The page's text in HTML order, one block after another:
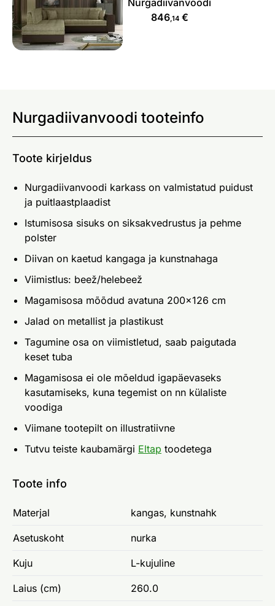
Nurgadiivanvoodi
846,14€
Nurgadiivanvoodi tooteinfo
Toote kirjeldus
Nurgadiivanvoodi karkass on valmistatud puidust
ja puitlaastplaadist
Istumisosa sisuks on siksakvedrustus ja pehme
polster
Diivan on kaetud kangaga ja kunstnahaga
Viimistlus: beež/helebeež
Magamisosa mõõdud avatuna 200x126 cm
Jalad on metallist ja plastikust
Tagumine osa on viimistletud, saab paigutada
keset tuba
Magamisosa ei ole mõeldud igapäevaseks
kasutamiseks, kuna tegemist on nn külaliste
voodiga
Viimane tootepilt on illustratiivne
Tutvu teiste kaubamärgi Eltap toodetega
Toote info
Materjal kangas, kunstnahk
Asetuskoht nurka
Kuju L-kujuline
Laius (cm) 260.0